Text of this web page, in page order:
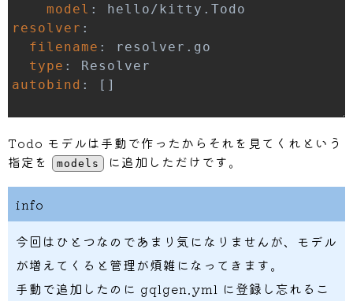
model :
resolver :
filename :
type :
autobind : [ ]
Todo モデルは手動で作ったからそれを見てくれという
指定を
models に追加しただけです。
info
今回はひとつなのであまり気になりませんが、モデル
が増えてくると管理が煩雑になってきます。
手動で追加したのに gqlgen.yml に登録し忘れるこ